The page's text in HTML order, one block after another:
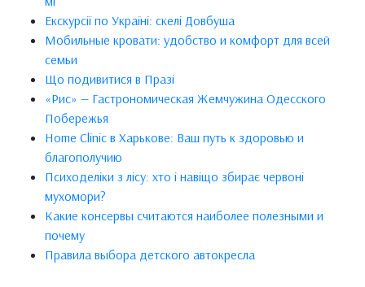
Екскурсії по Україні: скелі Довбуша
Мобильные кровати: удобство и комфорт для всей
семьи
Що подивитися в Празі
«Рис» — Гастрономическая Жемчужина Одесского
Побережья
Home Clinic в Харькове: Ваш путь к здоровью и
благополучию
Психоделіки з лісу: хто і навіщо збирає червоні
мухомори?
Какие консервы считаются наиболее полезными и
почему
Правила выбора детского автокресла